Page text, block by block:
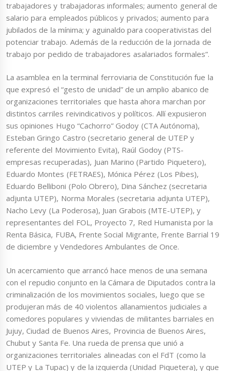
trabajadores y trabajadoras informales; aumento general de
salario para empleados públicos y privados; aumento para
jubilados de la mínima; y aguinaldo para cooperativistas del
potenciar trabajo. Además de la reducción de la jornada de
trabajo por pedido de trabajadores asalariados formales”.
La asamblea en la terminal ferroviaria de Constitución fue la
que expresó el “gesto de unidad” de un amplio abanico de
organizaciones territoriales que hasta ahora marchan por
distintos carriles reivindicativos y políticos. Allí expusieron
sus opiniones Hugo “Cachorro” Godoy (CTA Autónoma),
Esteban Gringo Castro (secretario general de UTEP y
referente del Movimiento Evita), Raúl Godoy (PTS-
empresas recuperadas), Juan Marino (Partido Piquetero),
Eduardo Montes (FETRAES), Mónica Pérez (Los Pibes),
Eduardo Belliboni (Polo Obrero), Dina Sánchez (secretaria
adjunta UTEP), Norma Morales (secretaria adjunta UTEP),
Nacho Levy (La Poderosa), Juan Grabois (MTE-UTEP), y
representantes del FOL, Proyecto 7, Red Humanista por la
Renta Básica, FUBA, Frente Social Migrante, Frente Barrial 19
de diciembre y Vendedores Ambulantes de Once.
Un acercamiento que arrancó hace menos de una semana
con el repudio conjunto en la Cámara de Diputados contra la
criminalización de los movimientos sociales, luego que se
produjeran más de 40 violentos allanamientos judiciales a
comedores populares y viviendas de militantes barriales en
Jujuy, Ciudad de Buenos Aires, Provincia de Buenos Aires,
Chubut y Santa Fe. Una rueda de prensa que unió a
organizaciones territoriales alineadas con el FdT (como la
UTEP y La Tupac) y de la izquierda (Unidad Piquetera), y que